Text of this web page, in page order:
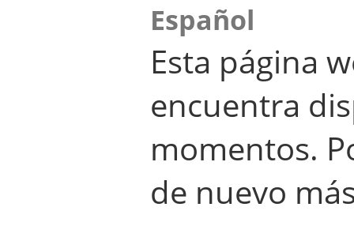
Español
Esta página
encuentra
momentos.
de nuevo